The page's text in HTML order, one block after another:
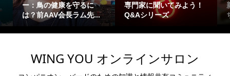
ー：鳥の健康を守るに
は？前AAV会長ラム先...
専門家に聞いてみよう！
Q&Aシリーズ
WING YOU オンラインサロン